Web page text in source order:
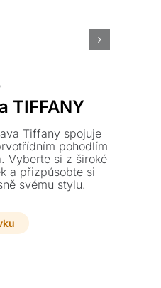
TIFFANY
Tiffany spojuje
pohodlím
Vyberte si z široké
a přizpůsobte si
svému stylu.